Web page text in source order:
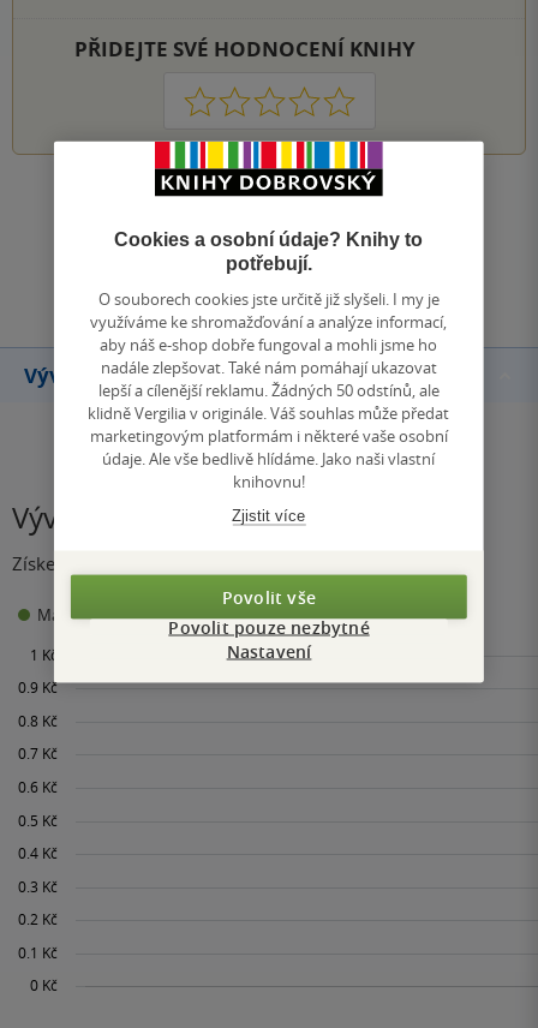
PŘIDEJTE SVÉ HODNOCENÍ KNIHY
1 2 3 4 5
Zobrazit všechna hodnocení
Přidat hodnocení
Vývoj ceny
Vývoj ceny
Získejte přehled o vývoji ceny za posledních 60 dní.
Maloobchodní cena Minimální prodejní cena:0 Kč
Cookies a osobní údaje? Knihy to
potřebují.
O souborech cookies jste určitě již slyšeli. I my je
využíváme ke shromažďování a analýze informací,
aby náš e-shop dobře fungoval a mohli jsme ho
nadále zlepšovat. Také nám pomáhají ukazovat
lepší a cílenější reklamu. Žádných 50 odstínů, ale
klidně Vergilia v originále. Váš souhlas může předat
marketingovým platformám i některé vaše osobní
údaje. Ale vše bedlivě hlídáme. Jako naši vlastní
knihovnu!
Zjistit více
Povolit vše
Povolit pouze nezbytné
Nastavení